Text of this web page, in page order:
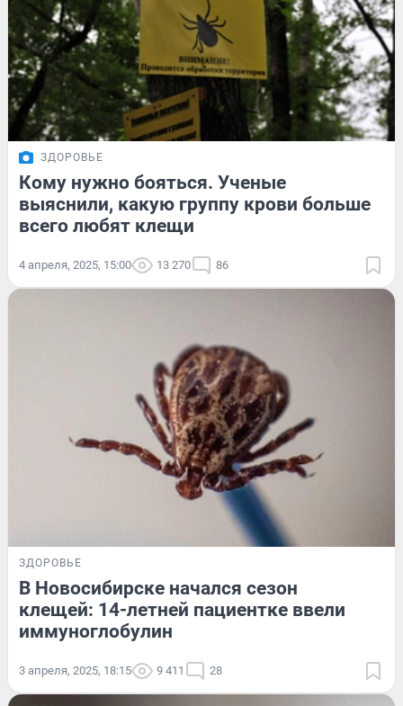
ЗДОРОВЬЕ
Кому нужно бояться. Ученые
выяснили, какую группу крови больше
всего любят клещи
4 апреля, 2025, 15:00 13 270 86
ЗДОРОВЬЕ
В Новосибирске начался сезон
клещей: 14-летней пациентке ввели
иммуноглобулин
3 апреля, 2025, 18:15 9 411 28